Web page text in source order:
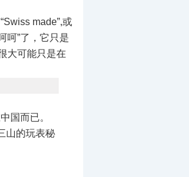
made”,或
呵”了，它只是
大可能只是在
国而已。
山的玩表秘